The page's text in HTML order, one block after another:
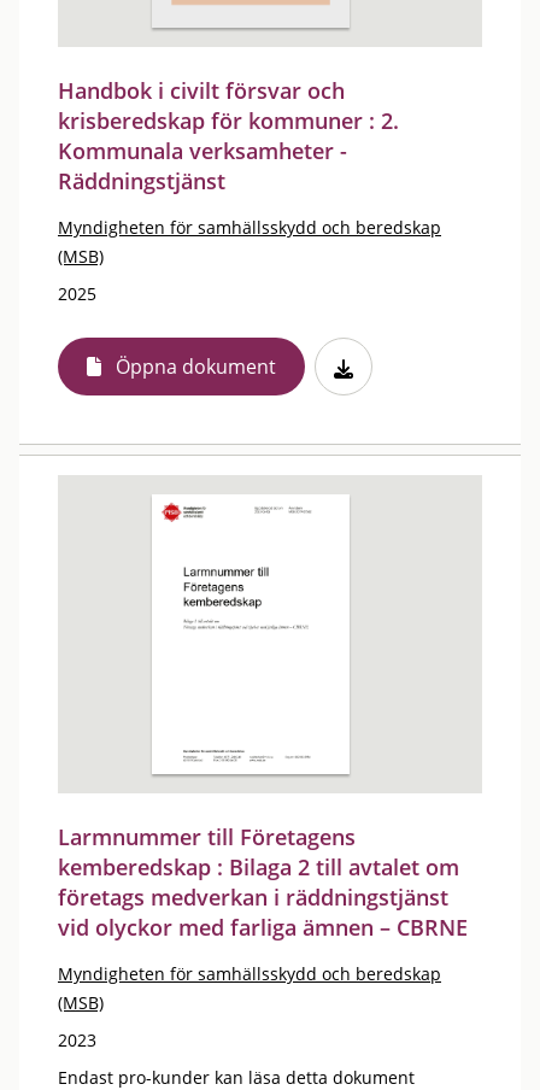
Handbok i civilt försvar och
krisberedskap för kommuner : 2.
Kommunala verksamheter -
Räddningstjänst
Myndigheten för samhällsskydd och beredskap
(MSB)
2025
Öppna dokument
Larmnummer till Företagens
kemberedskap : Bilaga 2 till avtalet om
företags medverkan i räddningstjänst
vid olyckor med farliga ämnen – CBRNE
Myndigheten för samhällsskydd och beredskap
(MSB)
2023
Endast pro-kunder kan läsa detta dokument